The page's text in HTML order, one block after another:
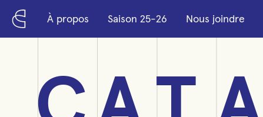
À propos Saison 25-26 Nous joindre